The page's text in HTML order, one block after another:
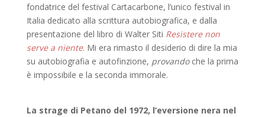
fondatrice del festival Cartacarbone, l’unico festival in
Italia dedicato alla scrittura autobiografica, e dalla
presentazione del libro di Walter Siti Resistere non
serve a niente. Mi era rimasto il desiderio di dire la mia
su autobiografia e autofinzione, provandoche la prima
è impossibile e la seconda immorale.
La strage di Petano del 1972, l’eversione nera nel